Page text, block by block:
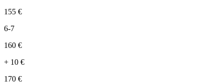
155 €
6-7
160 €
+ 10 €
170 €